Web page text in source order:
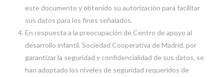
este documento y obtenido su autorización para facilitar
sus datos para los fines señalados.
En respuesta a la preocupación de Centro de apoyo al
desarrollo infantil. Sociedad Cooperativa de Madrid. por
garantizar la seguridad y confidencialidad de sus datos, se
han adoptado los niveles de seguridad requeridos de